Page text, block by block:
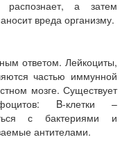
распознает, а затем
вреда организму.
ответом. Лейкоциты,
частью иммунной
мозге. Существует
B-клетки –
с бактериями и
антителами.